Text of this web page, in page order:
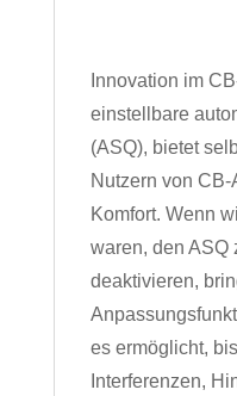
Innovation im
einstellbare
(ASQ), bietet
Nutzern von
Komfort. Wenn
waren, den ASQ
deaktivieren,
es ermöglicht,
Interferenzen,